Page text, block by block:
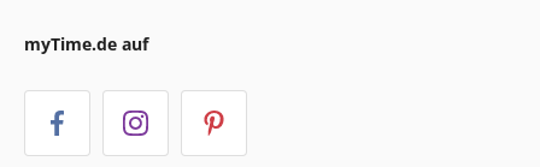
myTime.de auf